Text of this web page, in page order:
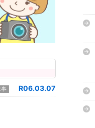
R06.03.07